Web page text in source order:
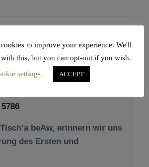
JÜDISCHE UNION
des Ersten und
to improve your experience. We'll
with this, but you can opt-out if you wish.
settings
ACCEPT